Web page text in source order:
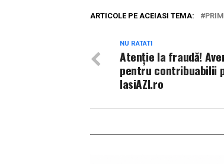
ARTICOLE PE ACEIASI TEMA:
NU RATATI
Atenție la fraudă!
pentru contribuabilii
IasiAZI.ro